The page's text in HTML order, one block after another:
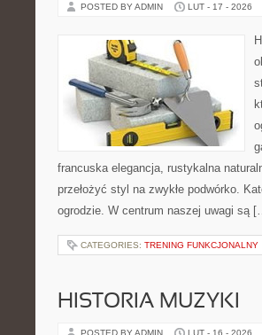
POSTED BY ADMIN LUT - 17 - 2026
francuska elegancja, rustykalna
przełożyć styl na zwykłe podwórko.
ogrodzie. W centrum naszej uwagi są
CATEGORIES: TRENING FUNKCJONALNY
HISTORIA MUZYKI
POSTED BY ADMIN LUT - 16 - 2026